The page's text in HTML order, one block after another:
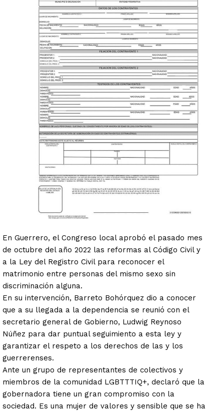
En Guerrero, el Congreso local aprobó el pasado mes
de octubre del año 2022 las reformas al Código Civil y
a la Ley del Registro Civil para reconocer el
matrimonio entre personas del mismo sexo sin
discriminación alguna.
En su intervención, Barreto Bohórquez dio a conocer
que a su llegada a la dependencia se reunió con el
secretario general de Gobierno, Ludwig Reynoso
Núñez para dar puntual seguimiento a esta ley y
garantizar el respeto a los derechos de las y los
guerrerenses.
Ante un grupo de representantes de colectivos y
miembros de la comunidad LGBTTTIQ+, declaró que la
gobernadora tiene un gran compromiso con la
sociedad. Es una mujer de valores y sensible que se ha